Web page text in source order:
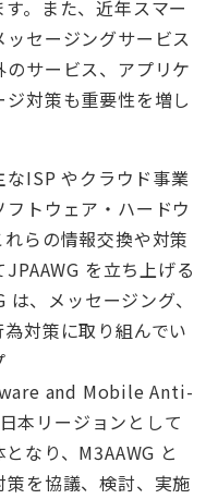
。また、近年スマー
ッセージングサービス
サービス、アプリケ
対策も重要性を増し
なISP やクラウド事業
トウェア・ハードウ
らの情報交換や対策
を立ち上げる
、メッセージング、
対策に取り組んでい
and Mobile Anti-
本リージョンとして
なり、M3AAWG と
を協議、検討、実施